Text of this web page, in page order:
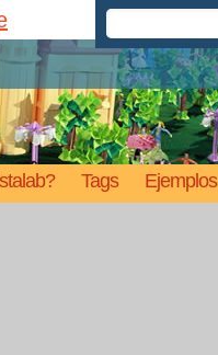
Tags Ejemplos